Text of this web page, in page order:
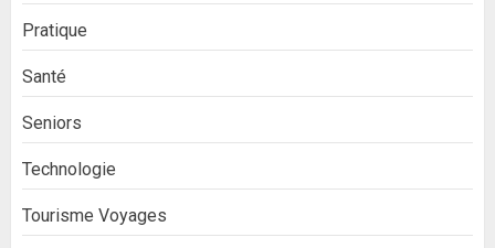
Pratique
Santé
Seniors
Technologie
Tourisme Voyages